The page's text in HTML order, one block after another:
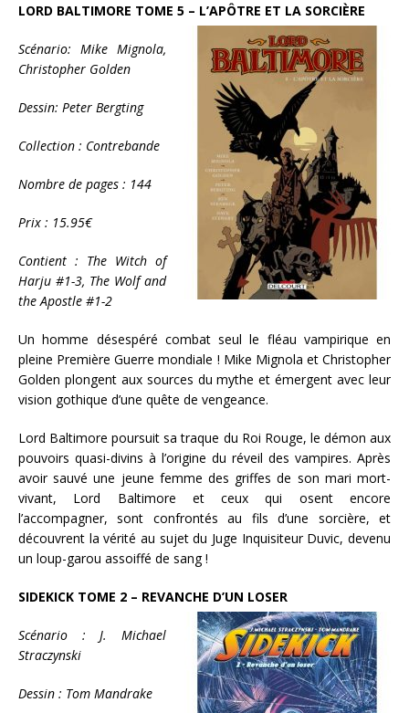
LORD BALTIMORE TOME 5 – L’APÔTRE ET LA SORCIÈRE
Scénario: Mike Mignola,
Christopher Golden
Dessin: Peter Bergting
Collection : Contrebande
Nombre de pages : 144
Prix : 15.95€
Contient : The Witch of
Harju #1-3, The Wolf and
the Apostle #1-2
Un homme désespéré combat seul le fléau vampirique en
pleine Première Guerre mondiale ! Mike Mignola et Christopher
Golden plongent aux sources du mythe et émergent avec leur
vision gothique d’une quête de vengeance.
Lord Baltimore poursuit sa traque du Roi Rouge, le démon aux
pouvoirs quasi-divins à l’origine du réveil des vampires. Après
avoir sauvé une jeune femme des griffes de son mari mort-
vivant, Lord Baltimore et ceux qui osent encore
l’accompagner, sont confrontés au fils d’une sorcière, et
découvrent la vérité au sujet du Juge Inquisiteur Duvic, devenu
un loup-garou assoiffé de sang !
SIDEKICK TOME 2 – REVANCHE D’UN LOSER
Scénario : J. Michael
Straczynski
Dessin : Tom Mandrake